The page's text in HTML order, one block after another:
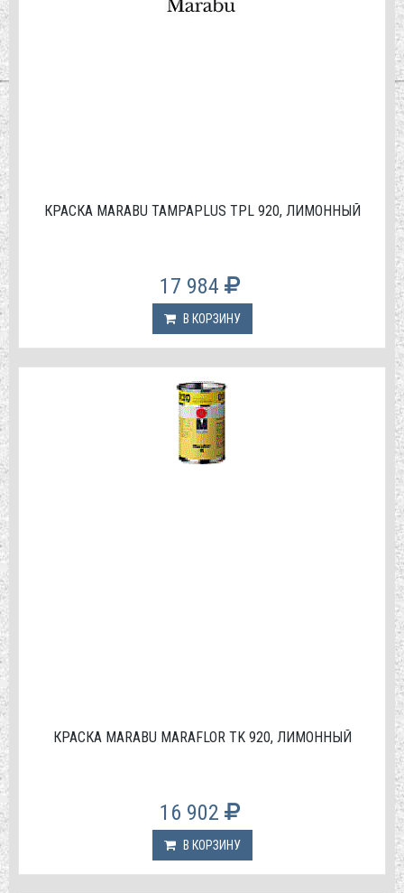
КРАСКА MARABU TAMPAPLUS TPL 920, ЛИМОННЫЙ
17 984
В КОРЗИНУ
КРАСКА МАRABU MARAFLOR TK 920, ЛИМОННЫЙ
16 902
В КОРЗИНУ